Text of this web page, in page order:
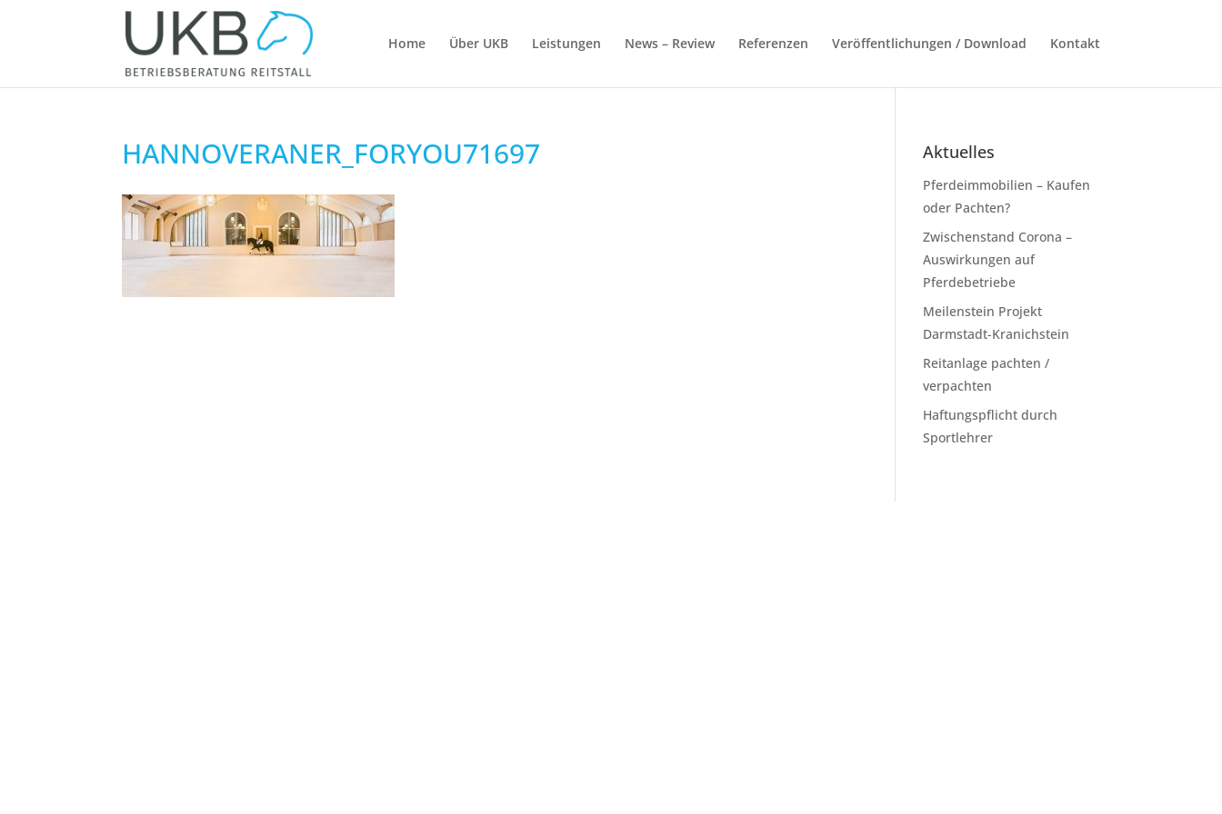
Home Über UKB Leistungen News – Review Referenzen Veröffentlichungen / Download Kontakt
HANNOVERANER_FORYOU71697 Aktuelles
Pferdeimmobilien – Kaufen
oder Pachten?
Zwischenstand Corona –
Auswirkungen auf
Pferdebetriebe
Meilenstein Projekt
Darmstadt-Kranichstein
Reitanlage pachten /
verpachten
Haftungspflicht durch
Sportlehrer